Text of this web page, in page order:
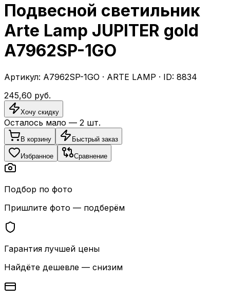
Подвесной светильник
Arte Lamp JUPITER gold
A7962SP-1GO
Артикул: A7962SP-1GO · ARTE LAMP · ID: 8834
245,60 руб.
Хочу скидку
Осталось мало — 2 шт.
В корзину Быстрый заказ
Избранное Сравнение
Подбор по фото
Пришлите фото — подберём
Гарантия лучшей цены
Найдёте дешевле — снизим